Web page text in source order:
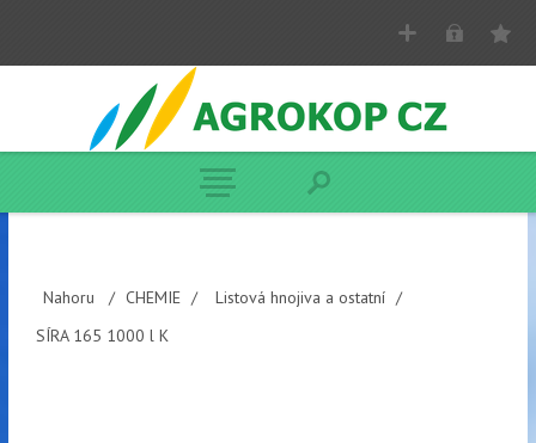
Nahoru / CHEMIE / Listová hnojiva a ostatní /
SÍRA 165 1000 l K